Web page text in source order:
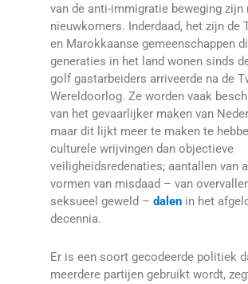
van de anti-immigratie beweging zijn
nieuwkomers. Inderdaad, het zijn de
en Marokkaanse gemeenschappen
generaties in het land wonen sinds
golf gastarbeiders arriveerde na de
Wereldoorlog. Ze worden vaak
van het gevaarlijker maken van
maar dit lijkt meer te maken te
culturele wrijvingen dan objectieve
veiligheidsredenaties; aantallen van
vormen van misdaad – van
seksueel geweld – dalenin het
decennia.
Er is een soort gecodeerde politiek
meerdere partijen gebruikt wordt,